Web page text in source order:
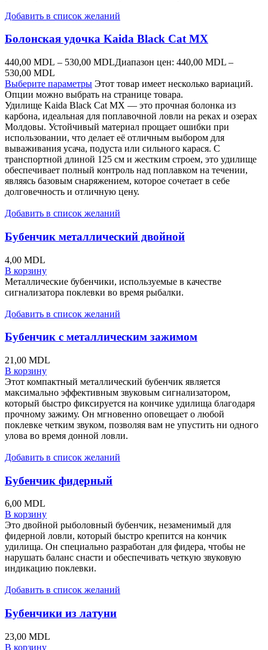
Добавить в список желаний
Болонская удочка Kaida Black Cat MX
440,00 MDL – 530,00 MDLДиапазон цен: 440,00 MDL –
530,00 MDL
Выберите параметры Этот товар имеет несколько вариаций.
Опции можно выбрать на странице товара.
Удилище Kaida Black Cat MX — это прочная болонка из
карбона, идеальная для поплавочной ловли на реках и озерах
Молдовы. Устойчивый материал прощает ошибки при
использовании, что делает её отличным выбором для
вываживания усача, подуста или сильного карася. С
транспортной длиной 125 см и жестким строем, это удилище
обеспечивает полный контроль над поплавком на течении,
являясь базовым снаряжением, которое сочетает в себе
долговечность и отличную цену.
Добавить в список желаний
Бубенчик металлический двойной
4,00 MDL
В корзину
Металлические бубенчики, используемые в качестве
сигнализатора поклевки во время рыбалки.
Добавить в список желаний
Бубенчик с металлическим зажимом
21,00 MDL
В корзину
Этот компактный металлический бубенчик является
максимально эффективным звуковым сигнализатором,
который быстро фиксируется на кончике удилища благодаря
прочному зажиму. Он мгновенно оповещает о любой
поклевке четким звуком, позволяя вам не упустить ни одного
улова во время донной ловли.
Добавить в список желаний
Бубенчик фидерный
6,00 MDL
В корзину
Это двойной рыболовный бубенчик, незаменимый для
фидерной ловли, который быстро крепится на кончик
удилища. Он специально разработан для фидера, чтобы не
нарушать баланс снасти и обеспечивать четкую звуковую
индикацию поклевки.
Добавить в список желаний
Бубенчики из латуни
23,00 MDL
В корзину